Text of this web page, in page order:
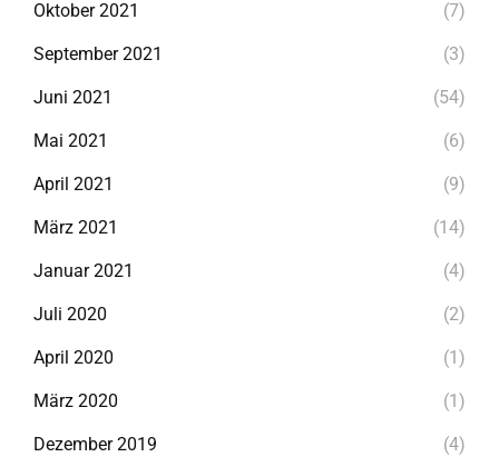
Oktober 2021 (7)
September 2021 (3)
Juni 2021 (54)
Mai 2021 (6)
April 2021 (9)
März 2021 (14)
Januar 2021 (4)
Juli 2020 (2)
April 2020 (1)
März 2020 (1)
Dezember 2019 (4)